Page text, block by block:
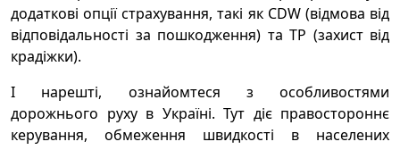
додаткові опції страхування, такі як CDW (відмова від
відповідальності за пошкодження) та TP (захист від
крадіжки).
І нарешті, ознайомтеся з особливостями
дорожнього руху в Україні. Тут діє правостороннє
керування, обмеження швидкості в населених